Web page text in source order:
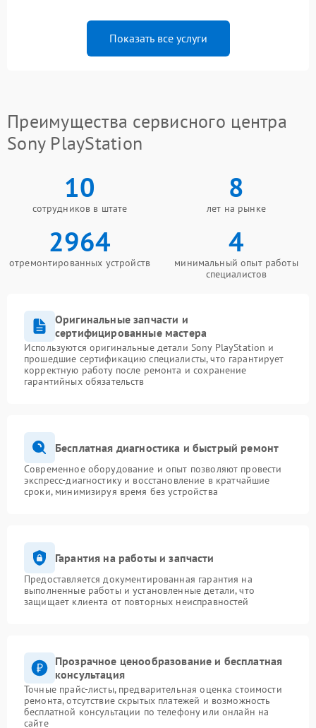
Показать все услуги
Преимущества сервисного центра
Sony PlayStation
10
сотрудников в штате
8
лет на рынке
2964
отремонтированных устройств
4
минимальный опыт работы
специалистов
Оригинальные запчасти и
сертифицированные мастера
Используются оригинальные детали Sony PlayStation и
прошедшие сертификацию специалисты, что гарантирует
корректную работу после ремонта и сохранение
гарантийных обязательств
Бесплатная диагностика и быстрый ремонт
Современное оборудование и опыт позволяют провести
экспресс-диагностику и восстановление в кратчайшие
сроки, минимизируя время без устройства
Гарантия на работы и запчасти
Предоставляется документированная гарантия на
выполненные работы и установленные детали, что
защищает клиента от повторных неисправностей
Прозрачное ценообразование и бесплатная
консультация
Точные прайс-листы, предварительная оценка стоимости
ремонта, отсутствие скрытых платежей и возможность
бесплатной консультации по телефону или онлайн на
сайте